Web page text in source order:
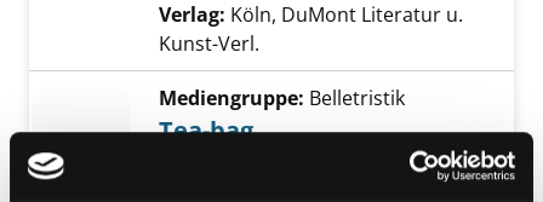
Verlag: Köln, DuMont Literatur u.
Kunst-Verl.
Exemplar-Details von Tea-bag anzeigen
Mediengruppe: Belletristik
Tea-bag